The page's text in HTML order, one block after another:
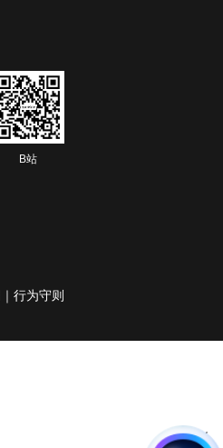
B站
｜行为守则